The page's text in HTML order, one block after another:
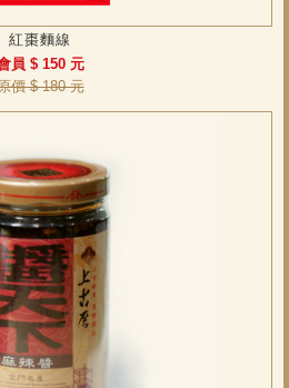
紅棗麵線
員 $ 150 元
價 $ 180 元